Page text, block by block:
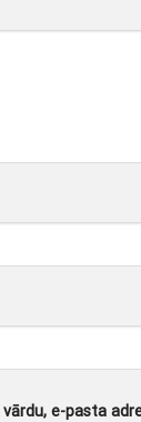
e-pasta